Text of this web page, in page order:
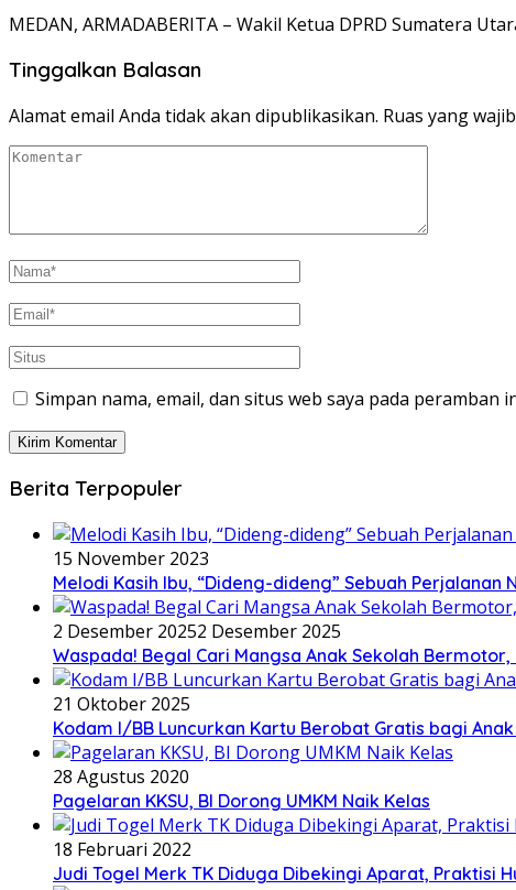
MEDAN, ARMADABERITA – Wakil Ketua DPRD Sumatera
Tinggalkan Balasan
Alamat email Anda tidak akan dipublikasikan. Ruas yang
Simpan nama, email, dan situs web saya pada
Berita Terpopuler
15 November 2023
Melodi Kasih Ibu, “Dideng-dideng” Sebuah Perjalanan
2 Desember 20252 Desember 2025
Waspada! Begal Cari Mangsa Anak Sekolah
21 Oktober 2025
Kodam I/BB Luncurkan Kartu Berobat Gratis bagi
28 Agustus 2020
Pagelaran KKSU, BI Dorong UMKM Naik Kelas
18 Februari 2022
Judi Togel Merk TK Diduga Dibekingi Aparat, Praktisi